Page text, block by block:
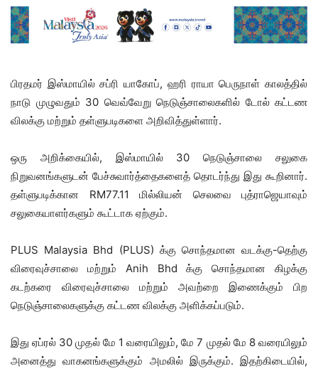
பிரதமர் இஸ்மாயில் சப்ரி யாகோப், ஹரி ராயா பெருநாள் காலத்தில்
நாடு முழுவதும் 30 வெவ்வேறு நெடுஞ்சாலைகளில் டோல் கட்டண
விலக்கு மற்றும் தள்ளுபடிகளை அறிவித்துள்ளார்.
ஒரு அறிக்கையில், இஸ்மாயில் 30 நெடுஞ்சாலை சலுகை
நிறுவனங்களுடன் பேச்சுவார்த்தைகளைத் தொடர்ந்து இது கூறினார்.
தள்ளுபடிக்கான RM77.11 மில்லியன் செலவை புத்ராஜெயாவும்
சலுகையாளர்களும் கூட்டாக ஏற்கும்.
PLUS Malaysia Bhd (PLUS) க்கு சொந்தமான வடக்கு-தெற்கு
விரைவுச்சாலை மற்றும் Anih Bhd க்கு சொந்தமான கிழக்கு
கடற்கரை விரைவுச்சாலை மற்றும் அவற்றை இணைக்கும் பிற
நெடுஞ்சாலைகளுக்கு கட்டண விலக்கு அளிக்கப்படும்.
இது ஏப்ரல் 30 முதல் மே 1 வரையிலும், மே 7 முதல் மே 8 வரையிலும்
அனைத்து வாகனங்களுக்கும் அமலில் இருக்கும். இதற்கிடையில்,